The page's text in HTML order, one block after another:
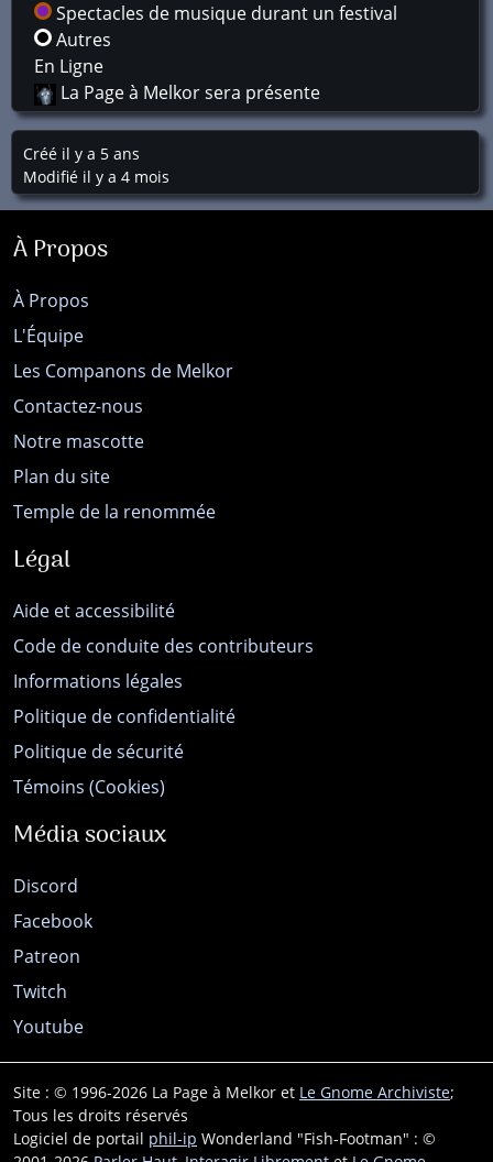
Spectacles de musique durant un festival
Autres
En Ligne
La Page à Melkor sera présente
Créé il y a 5 ans
Modifié il y a 4 mois
À Propos
À Propos
L'Équipe
Les Companons de Melkor
Contactez-nous
Notre mascotte
Plan du site
Temple de la renommée
Légal
Aide et accessibilité
Code de conduite des contributeurs
Informations légales
Politique de confidentialité
Politique de sécurité
Témoins (Cookies)
Média sociaux
Discord
Facebook
Patreon
Twitch
Youtube
Site : © 1996-2026 La Page à Melkor et Le Gnome Archiviste;
Tous les droits réservés
Logiciel de portail phil-ip Wonderland "Fish-Footman" : ©